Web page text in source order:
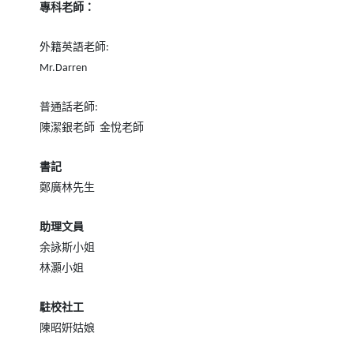
專科老師：
外籍英語老師:
Mr.Darren
普通話老師:
陳潔銀老師 金悅老師
書記
鄭廣林先生
助理文員
余詠斯小姐
林灝小姐
駐校社工
陳昭姸姑娘